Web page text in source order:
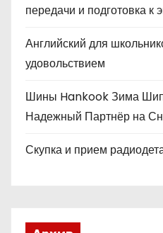
передачи и подготовка к
Английский для
удовольствием
Шины Hankook Зима
Надежный Партнёр на
Скупка и прием